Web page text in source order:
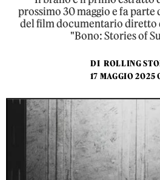
prossimo 30 maggio e fa
del film documentario diretto
"Bono: Stories of
DI ROLLING
17 MAGGIO 2025